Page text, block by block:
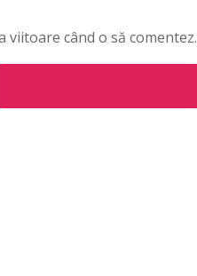
când o să comentez.